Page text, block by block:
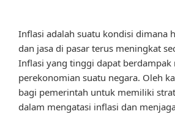
Inflasi adalah suatu kondisi dimana
dan jasa di pasar terus meningkat
Inflasi yang tinggi dapat berdampak
perekonomian suatu negara. Oleh
bagi pemerintah untuk memiliki
dalam mengatasi inflasi dan